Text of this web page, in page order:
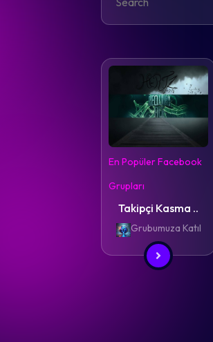
En Popüler Facebook
Grupları
Takipçi Kasma ..
Grubumuza Katıl